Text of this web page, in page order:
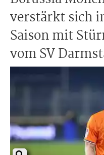
verstärkt sich
Saison mit
vom SV